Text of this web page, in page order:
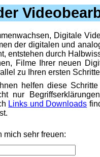
Digitale
der digitalen und
entstehen durch
Filme Ihrer neuen
zu Ihren ersten
helfen diese
nur
Links und Downloads
mich sehr freuen: